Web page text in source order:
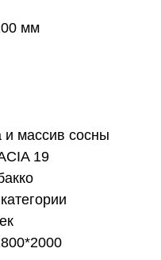
мм
и массив сосны
19